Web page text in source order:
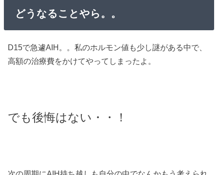
どうなることやら。。
D15で急遽AIH。。私のホルモン値も少し謎がある中で、
高額の治療費をかけてやってしまったよ。
でも後悔はない・・！